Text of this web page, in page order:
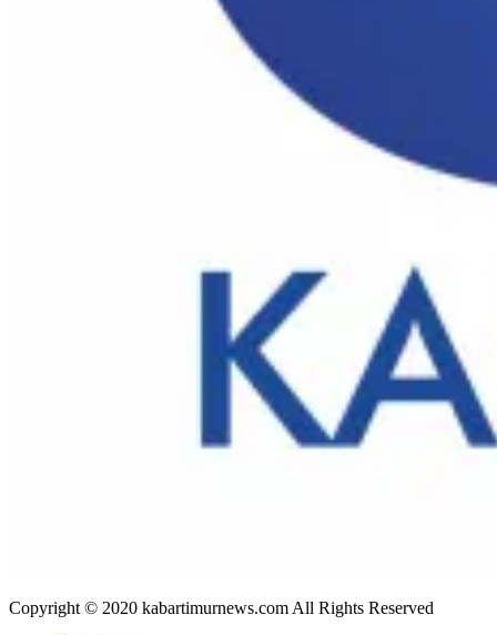
Copyright © 2020 kabartimurnews.com All Rights Reserved